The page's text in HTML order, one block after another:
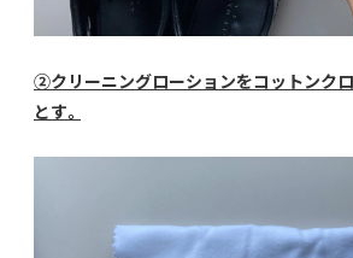
②クリーニングローションをコットンク
とす。